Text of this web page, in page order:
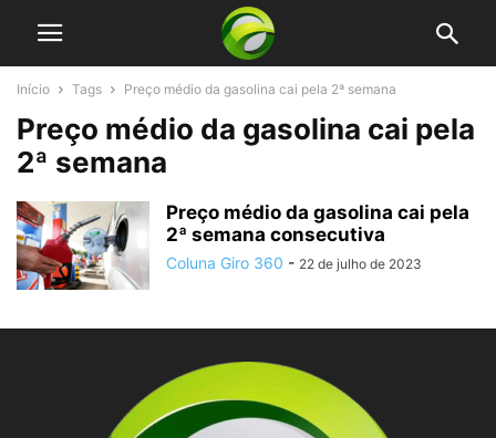
Início Tags Preço médio da gasolina cai pela 2ª semana
Preço médio da gasolina cai pela
2ª semana
Preço médio da gasolina cai pela
2ª semana consecutiva
Coluna Giro 360 - 22 de julho de 2023